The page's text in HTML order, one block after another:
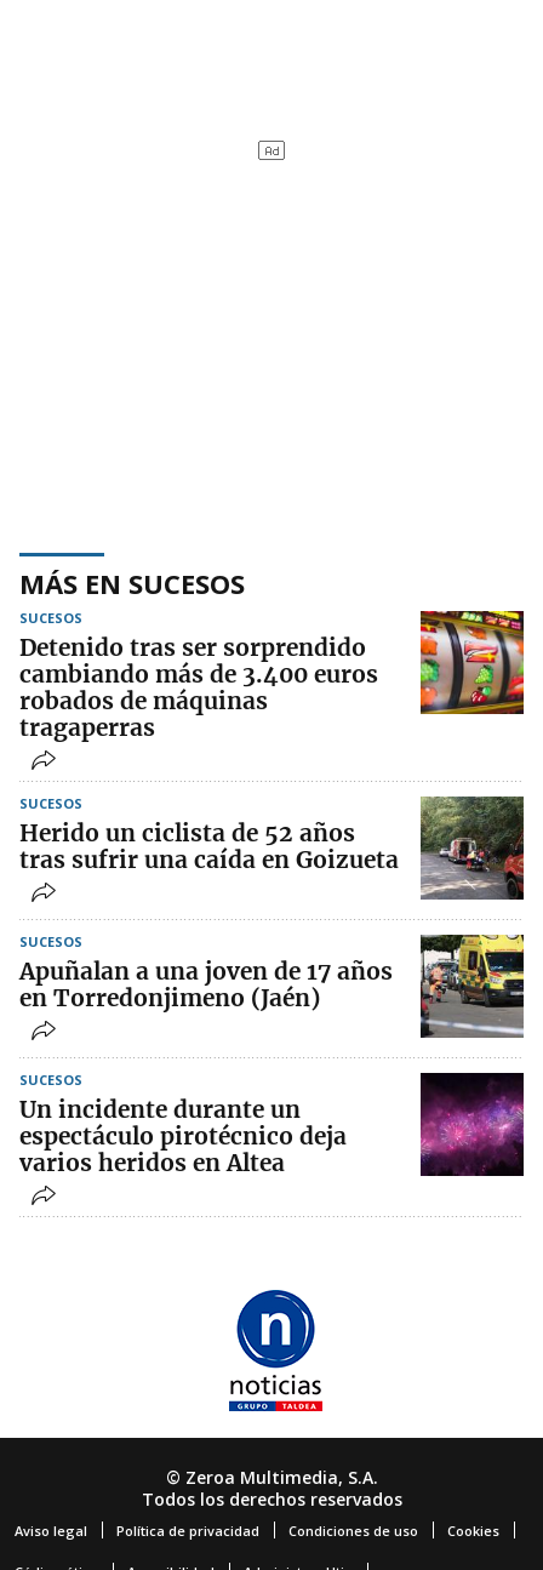
MÁS EN SUCESOS
SUCESOS
Detenido tras ser sorprendido
cambiando más de 3.400 euros
robados de máquinas
tragaperras
SUCESOS
Herido un ciclista de 52 años
tras sufrir una caída en Goizueta
SUCESOS
Apuñalan a una joven de 17 años
en Torredonjimeno (Jaén)
SUCESOS
Un incidente durante un
espectáculo pirotécnico deja
varios heridos en Altea
© Zeroa Multimedia, S.A.
Todos los derechos reservados
Aviso legal Política de privacidad Condiciones de uso Cookies